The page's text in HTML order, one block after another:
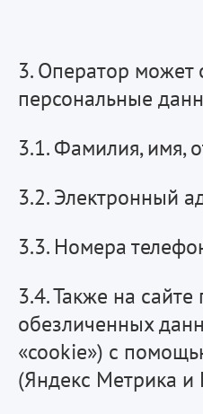
3. Оператор может
персональные
3.1. Фамилия, имя,
3.2. Электронный
3.3. Номера
3.4. Также на
обезличенных
«cookie») с
(Яндекс Метрика и